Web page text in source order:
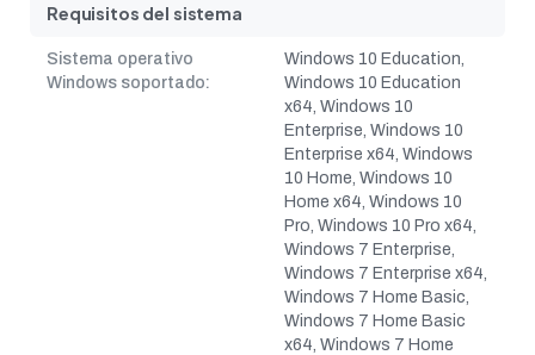
Requisitos del sistema
Sistema operativo
Windows soportado:
Windows 10 Education,
Windows 10 Education
x64, Windows 10
Enterprise, Windows 10
Enterprise x64, Windows
10 Home, Windows 10
Home x64, Windows 10
Pro, Windows 10 Pro x64,
Windows 7 Enterprise,
Windows 7 Enterprise x64,
Windows 7 Home Basic,
Windows 7 Home Basic
x64, Windows 7 Home